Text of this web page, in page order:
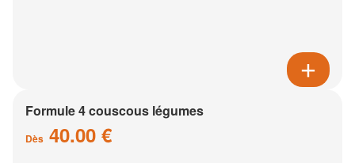
Formule 4 couscous légumes
Dès 40.00 €